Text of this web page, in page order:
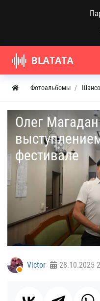
Фотоальбомы
Олег
фестивале
Victor 28.10.2025